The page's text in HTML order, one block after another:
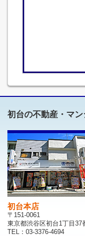
初台の不動産・マ
初台本店
〒151-0061
東京都渋谷区初台1丁目37
TEL：03-3376-4694